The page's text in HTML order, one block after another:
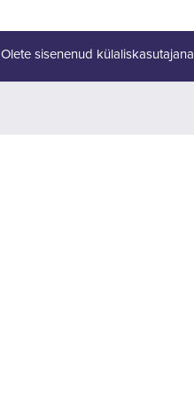
Olete sisenenud külaliskasutajana